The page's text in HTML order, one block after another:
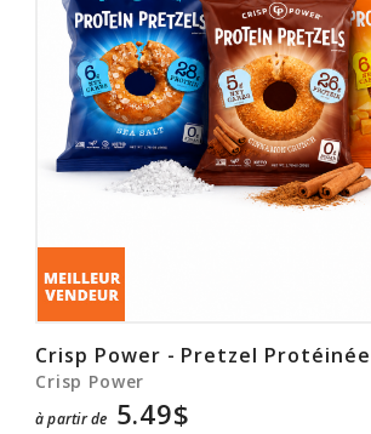
Crisp Power - Pretzel Protéinée
Crisp Power
à partir de 5.49$